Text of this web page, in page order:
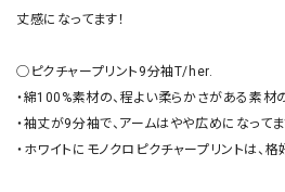
丈感になってます！
◯ピクチャープリント9分袖T/her.
・綿100%素材の、程よい柔らかさがある素材
・袖丈が9分袖で、アームはやや広めになってま
・ホワイトにモノクロピクチャープリントは、格